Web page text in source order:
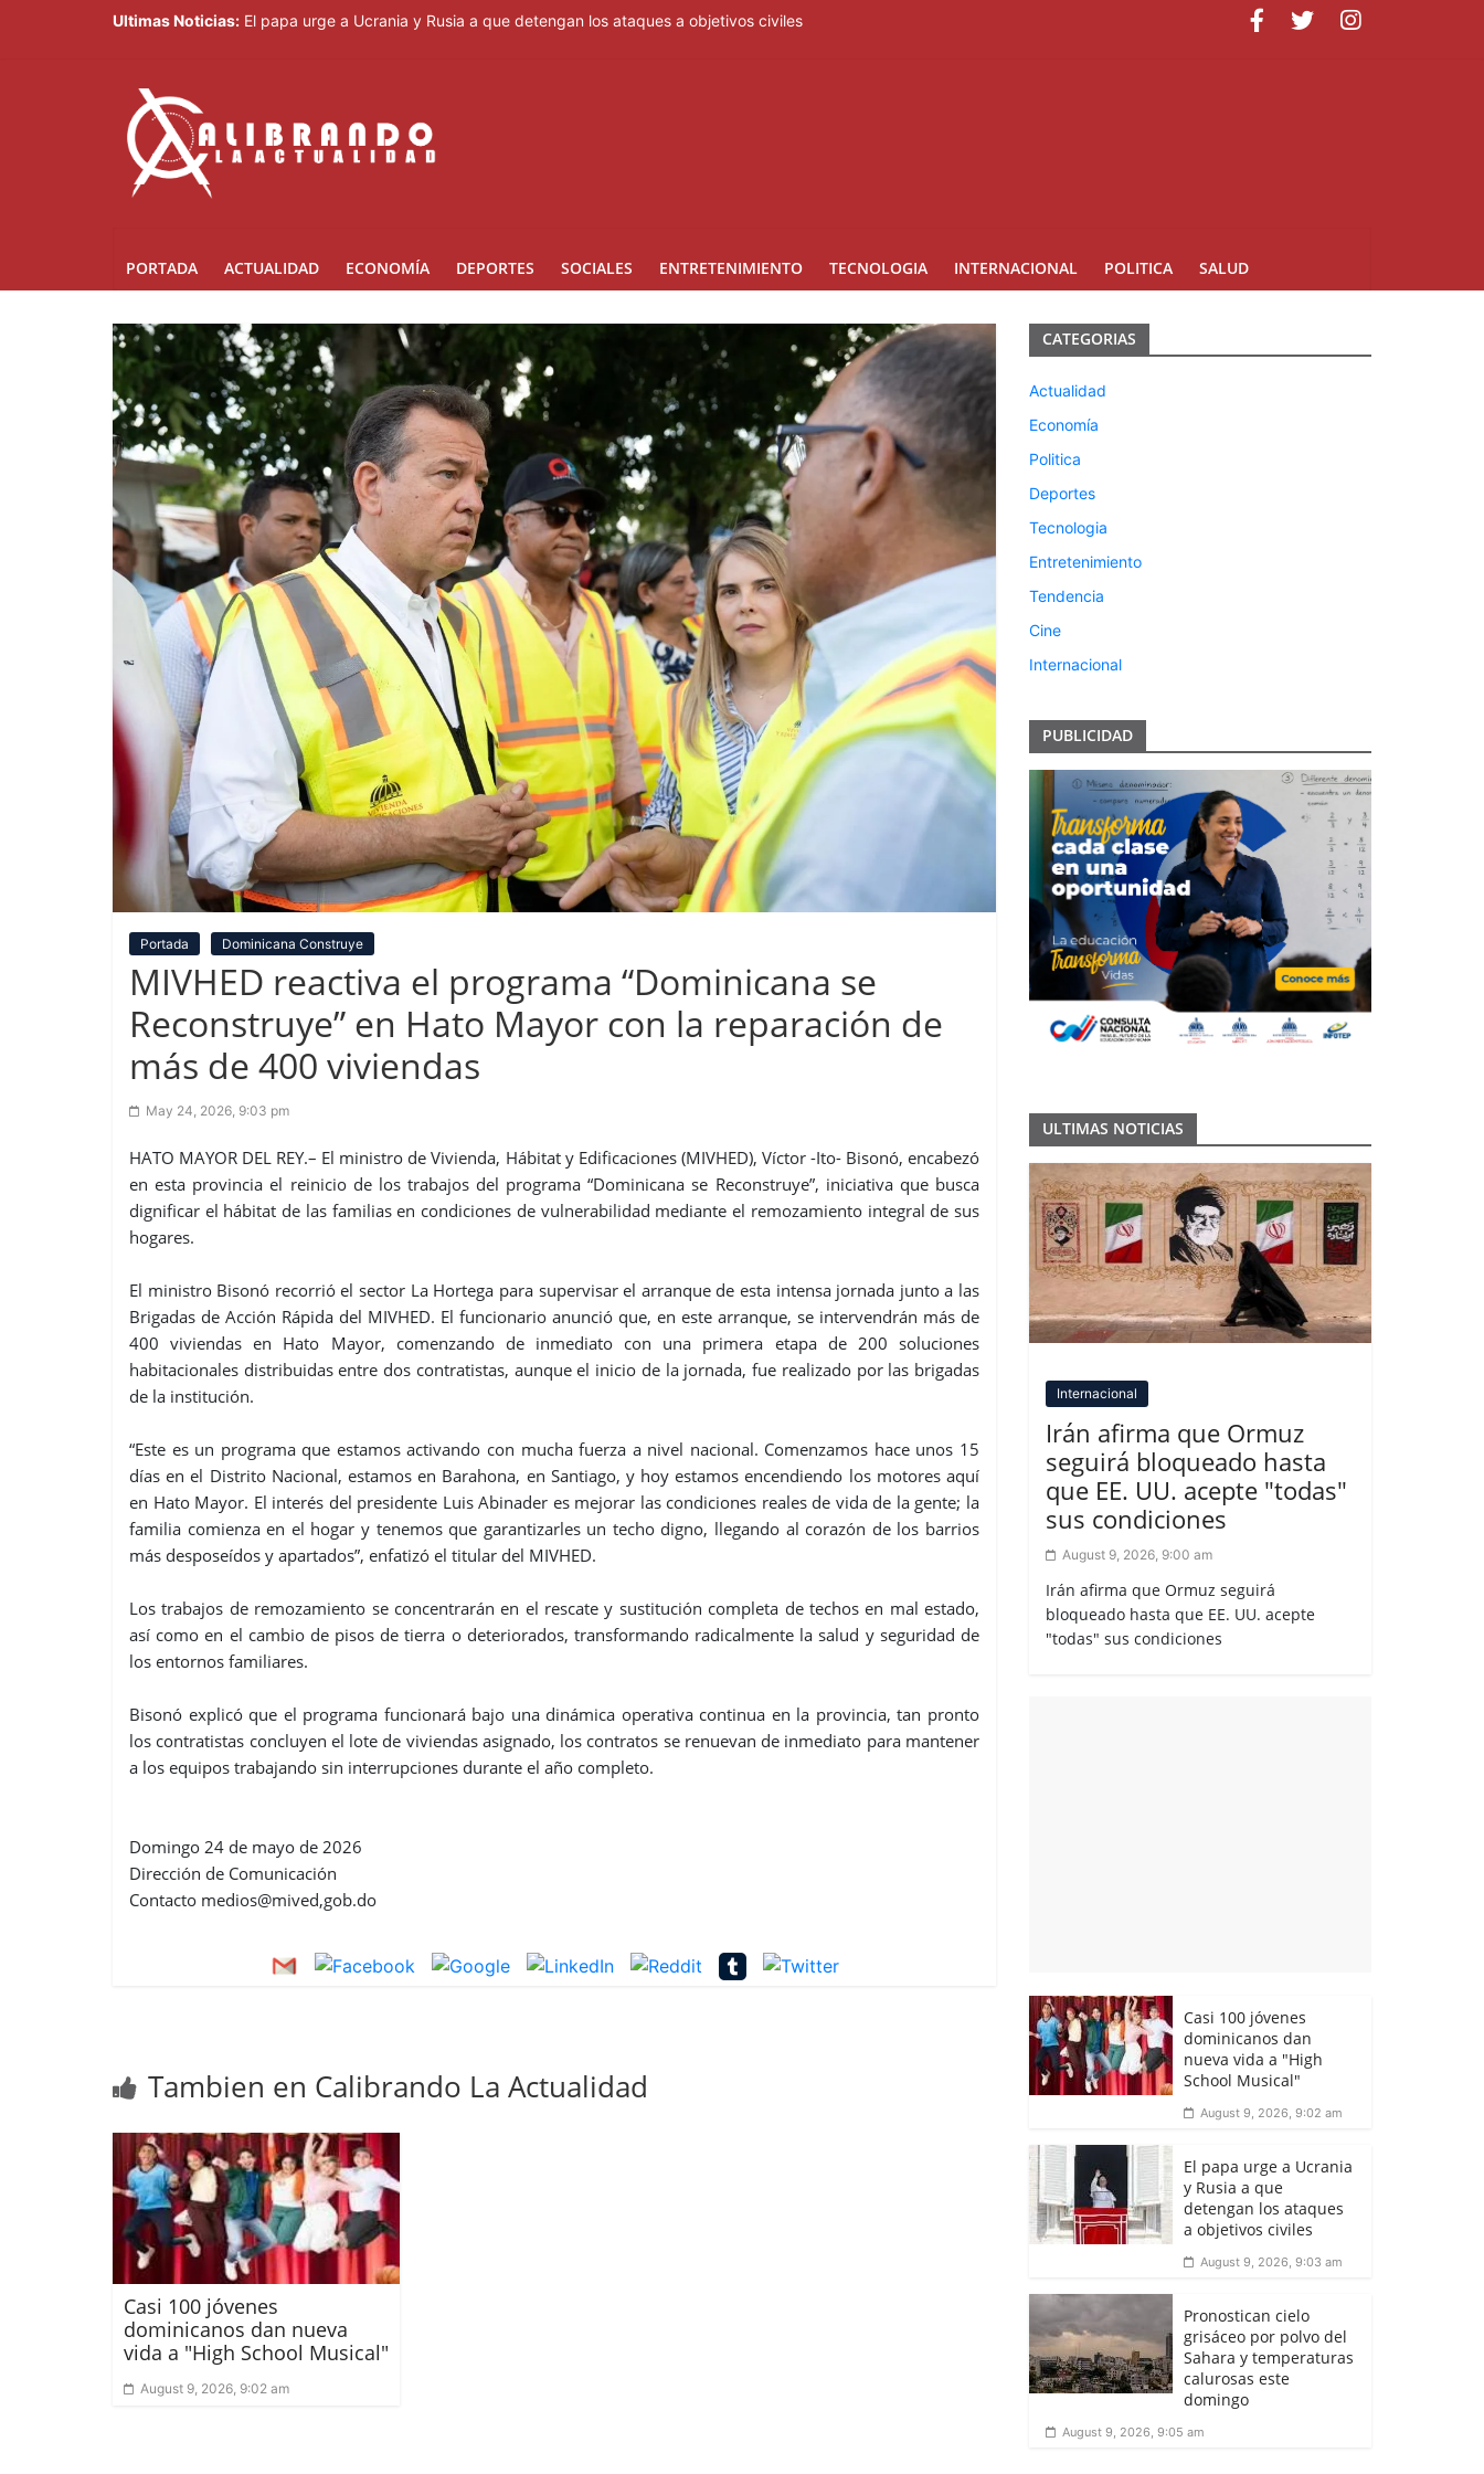
Ultimas Noticias: El papa urge a Ucrania y Rusia a que detengan los ataques a objetivos civiles
PORTADA ACTUALIDAD ECONOMÍA DEPORTES SOCIALES ENTRETENIMIENTO TECNOLOGIA INTERNACIONAL POLITICA SALUD
Portada Dominicana Construye
MIVHED reactiva el programa “Dominicana se
Reconstruye” en Hato Mayor con la reparación de
más de 400 viviendas
May 24, 2026, 9:03 pm
HATO MAYOR DEL REY.– El ministro de Vivienda, Hábitat y Edificaciones (MIVHED), Víctor -Ito- Bisonó, encabezó
en esta provincia el reinicio de los trabajos del programa “Dominicana se Reconstruye”, iniciativa que busca
dignificar el hábitat de las familias en condiciones de vulnerabilidad mediante el remozamiento integral de sus
hogares.
El ministro Bisonó recorrió el sector La Hortega para supervisar el arranque de esta intensa jornada junto a las
Brigadas de Acción Rápida del MIVHED. El funcionario anunció que, en este arranque, se intervendrán más de
400 viviendas en Hato Mayor, comenzando de inmediato con una primera etapa de 200 soluciones
habitacionales distribuidas entre dos contratistas, aunque el inicio de la jornada, fue realizado por las brigadas
de la institución.
“Este es un programa que estamos activando con mucha fuerza a nivel nacional. Comenzamos hace unos 15
días en el Distrito Nacional, estamos en Barahona, en Santiago, y hoy estamos encendiendo los motores aquí
en Hato Mayor. El interés del presidente Luis Abinader es mejorar las condiciones reales de vida de la gente; la
familia comienza en el hogar y tenemos que garantizarles un techo digno, llegando al corazón de los barrios
más desposeídos y apartados”, enfatizó el titular del MIVHED.
Los trabajos de remozamiento se concentrarán en el rescate y sustitución completa de techos en mal estado,
así como en el cambio de pisos de tierra o deteriorados, transformando radicalmente la salud y seguridad de
los entornos familiares.
Bisonó explicó que el programa funcionará bajo una dinámica operativa continua en la provincia, tan pronto
los contratistas concluyen el lote de viviendas asignado, los contratos se renuevan de inmediato para mantener
a los equipos trabajando sin interrupciones durante el año completo.
Domingo 24 de mayo de 2026
Dirección de Comunicación
Contacto medios@mived,gob.do
Tambien en Calibrando La Actualidad
Casi 100 jóvenes
dominicanos dan nueva
vida a "High School Musical"
August 9, 2026, 9:02 am
CATEGORIAS
Actualidad
Economía
Politica
Deportes
Tecnologia
Entretenimiento
Tendencia
Cine
Internacional
PUBLICIDAD
ULTIMAS NOTICIAS
Internacional
Irán afirma que Ormuz
seguirá bloqueado hasta
que EE. UU. acepte "todas"
sus condiciones
August 9, 2026, 9:00 am
Irán afirma que Ormuz seguirá
bloqueado hasta que EE. UU. acepte
"todas" sus condiciones
Casi 100 jóvenes
dominicanos dan
nueva vida a "High
School Musical"
August 9, 2026, 9:02 am
El papa urge a Ucrania
y Rusia a que
detengan los ataques
a objetivos civiles
August 9, 2026, 9:03 am
Pronostican cielo
grisáceo por polvo del
Sahara y temperaturas
calurosas este
domingo
August 9, 2026, 9:05 am